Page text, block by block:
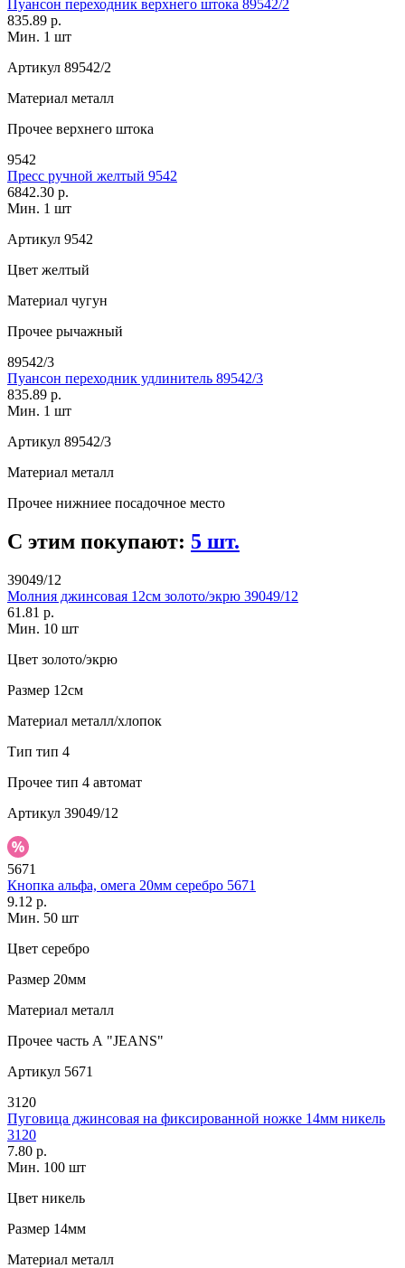
Пуансон переходник верхнего штока 89542/2
835.89 р.
Мин. 1 шт
Артикул 89542/2
Материал металл
Прочее верхнего штока
9542
Пресс ручной желтый 9542
6842.30 р.
Мин. 1 шт
Артикул 9542
Цвет желтый
Материал чугун
Прочее рычажный
89542/3
Пуансон переходник удлинитель 89542/3
835.89 р.
Мин. 1 шт
Артикул 89542/3
Материал металл
Прочее нижниее посадочное место
С этим покупают: 5 шт.
39049/12
Молния джинсовая 12см золото/экрю 39049/12
61.81 р.
Мин. 10 шт
Цвет золото/экрю
Размер 12см
Материал металл/хлопок
Тип тип 4
Прочее тип 4 автомат
Артикул 39049/12
5671
Кнопка альфа, омега 20мм серебро 5671
9.12 р.
Мин. 50 шт
Цвет серебро
Размер 20мм
Материал металл
Прочее часть А "JEANS"
Артикул 5671
3120
Пуговица джинсовая на фиксированной ножке 14мм никель
3120
7.80 р.
Мин. 100 шт
Цвет никель
Размер 14мм
Материал металл